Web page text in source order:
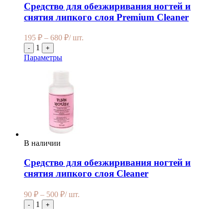
Средство для обезжиривания ногтей и
снятия липкого слоя Premium Cleaner
195 ₽ – 680 ₽/ шт.
- 1 +
Параметры
В наличии
Средство для обезжиривания ногтей и
снятия липкого слоя Cleaner
90 ₽ – 500 ₽/ шт.
- 1 +